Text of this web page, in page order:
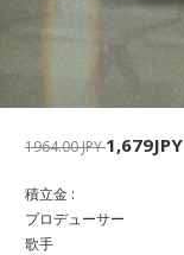
1964.00 JPY1,679JPY
積立金 :
プロデューサー
歌手